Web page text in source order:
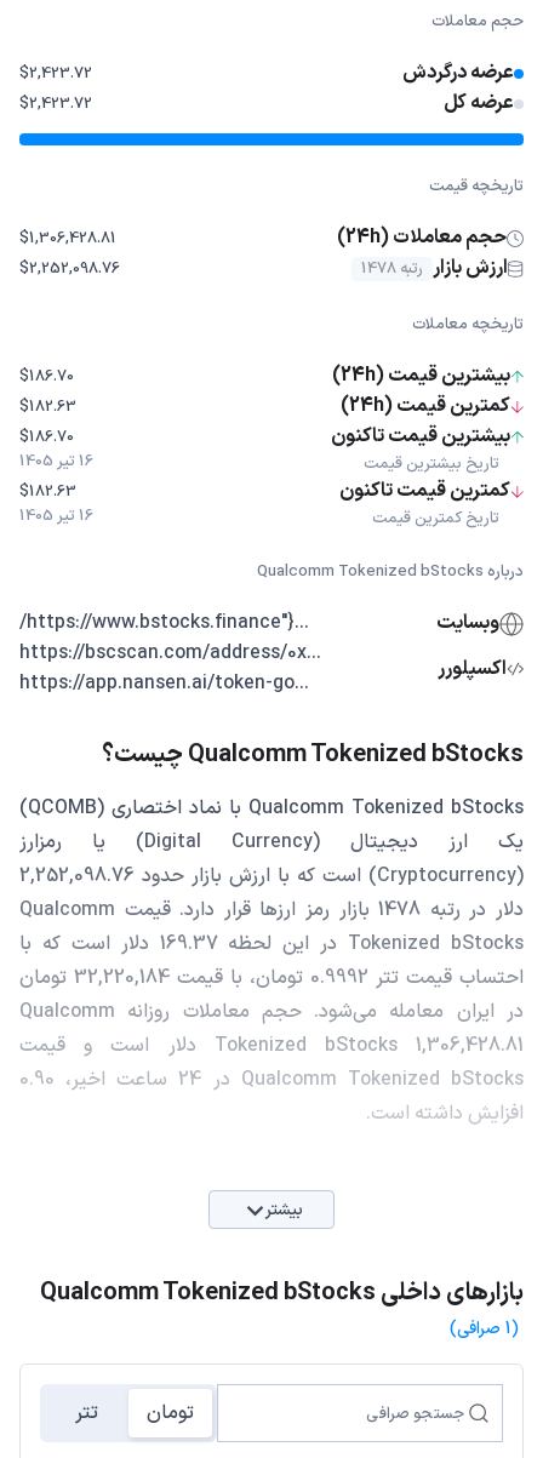
حجم معاملات
عرضه درگردش $2,423.72
عرضه کل $2,423.72
تاریخچه قیمت
حجم معاملات (24h) $1,306,428.81
ارزش بازار رتبه 1478 $2,252,098.76
تاریخچه معاملات
بیشترین قیمت (24h) $186.70
کمترین قیمت (24h) $182.63
بیشترین قیمت تاکنون
تاریخ بیشترین قیمت
$186.70
16 تیر 1405
کمترین قیمت تاکنون
تاریخ کمترین قیمت
$182.63
16 تیر 1405
درباره Qualcomm Tokenized bStocks
وبسایت
...{"https://www.bstocks.finance/
اکسپلورر
...https://bscscan.com/address/0x
...https://app.nansen.ai/token-go
Qualcomm Tokenized bStocks چیست؟
Qualcomm Tokenized bStocks با نماد اختصاری (QCOMB)
یک ارز دیجیتال (Digital Currency) یا رمزارز
(Cryptocurrency) است که با ارزش بازار حدود 2,252,098.76
دلار در رتبه 1478 بازار رمز ارزها قرار دارد. قیمت Qualcomm
Tokenized bStocks در این لحظه 169.37 دلار است که با
احتساب قیمت تتر 0.9992 تومان، با قیمت 32,220,184 تومان
در ایران معامله می‌شود. حجم معاملات روزانه Qualcomm
Tokenized bStocks 1,306,428.81 دلار است و قیمت
Qualcomm Tokenized bStocks در 24 ساعت اخیر، 0.90
افزایش داشته است.
بیشتر
بازارهای داخلی Qualcomm Tokenized bStocks
(1 صرافی)
تومان تتر